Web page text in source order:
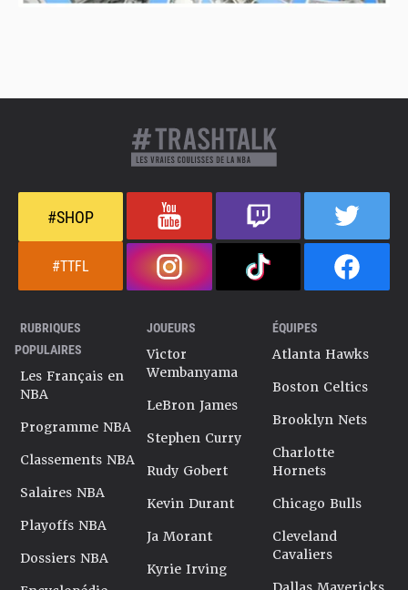
#SHOP
#TTFL
RUBRIQUES
POPULAIRES
Les Français en
NBA
Programme NBA
Classements NBA
Salaires NBA
Playoffs NBA
Dossiers NBA
JOUEURS
Victor
Wembanyama
LeBron James
Stephen Curry
Rudy Gobert
Kevin Durant
Ja Morant
Kyrie Irving
ÉQUIPES
Atlanta Hawks
Boston Celtics
Brooklyn Nets
Charlotte
Hornets
Chicago Bulls
Cleveland
Cavaliers